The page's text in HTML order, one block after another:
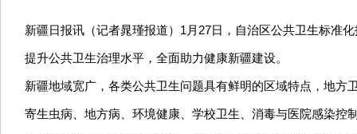
新疆日报讯（记者晁瑾报道）1月27日，自治区公共卫生标准
提升公共卫生治理水平，全面助力健康新疆建设。
新疆地域宽广，各类公共卫生问题具有鲜明的区域特点，地
寄生虫病、地方病、环境健康、学校卫生、消毒与医院感染